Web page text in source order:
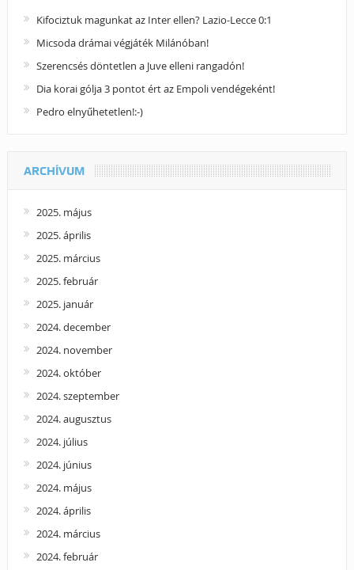
Kifociztuk magunkat az Inter ellen? Lazio-Lecce 0:1
Micsoda drámai végjáték Milánóban!
Szerencsés döntetlen a Juve elleni rangadón!
Dia korai gólja 3 pontot ért az Empoli vendégeként!
Pedro elnyűhetetlen!:-)
ARCHÍVUM
2025. május
2025. április
2025. március
2025. február
2025. január
2024. december
2024. november
2024. október
2024. szeptember
2024. augusztus
2024. július
2024. június
2024. május
2024. április
2024. március
2024. február